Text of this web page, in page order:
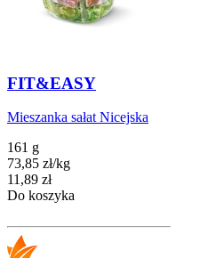
FIT&EASY
Mieszanka sałat Nicejska
161 g
73,85 zł/kg
Cena
11,89 zł
Do koszyka